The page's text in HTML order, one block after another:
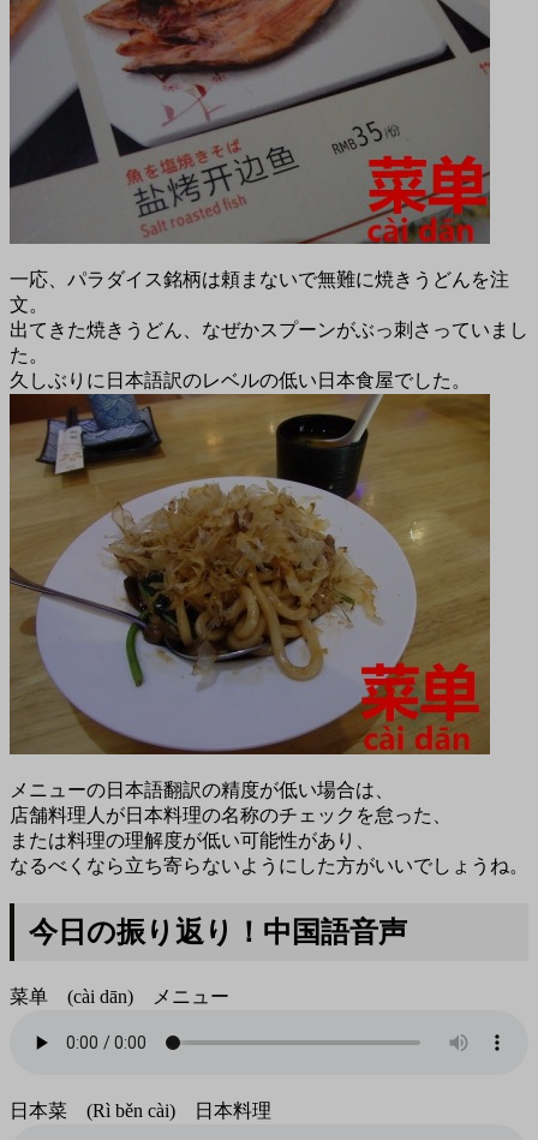
一応、パラダイス銘柄は頼まないで無難に焼きうどんを注
文。
出てきた焼きうどん、なぜかスプーンがぶっ刺さっていまし
た。
久しぶりに日本語訳のレベルの低い日本食屋でした。
メニューの日本語翻訳の精度が低い場合は、
店舗料理人が日本料理の名称のチェックを怠った、
または料理の理解度が低い可能性があり、
なるべくなら立ち寄らないようにした方がいいでしょうね。
今日の振り返り！中国語音声
菜单 (cài dān) メニュー
日本菜 (Rì běn cài) 日本料理